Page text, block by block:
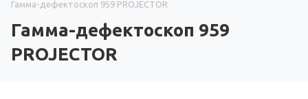
Гамма-дефектоскоп 959 PROJECTOR
Гамма-дефектоскоп 959
PROJECTOR